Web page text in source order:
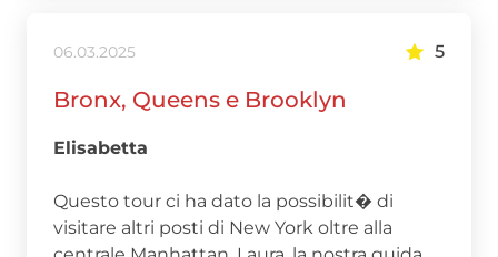
06.03.2025 5
Bronx, Queens e Brooklyn
Elisabetta
Questo tour ci ha dato la possibilit� di
visitare altri posti di New York oltre alla